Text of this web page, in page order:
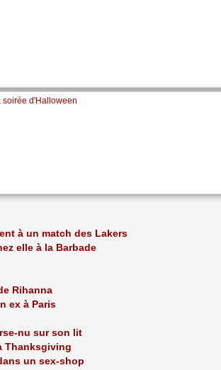
soirée d'Halloween
à un match des Lakers
elle à la Barbade
Rihanna
ex à Paris
nu sur son lit
Thanksgiving
un sex-shop